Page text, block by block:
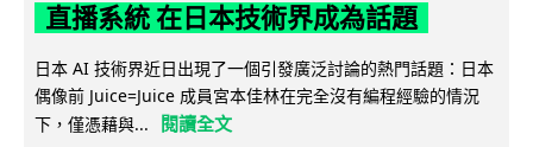
直播系統 在日本技術界成為話題
日本 AI 技術界近日出現了一個引發廣泛討論的熱門話題：日本
偶像前 Juice=Juice 成員宮本佳林在完全沒有編程經驗的情況
下，僅憑藉與...
閱讀全文